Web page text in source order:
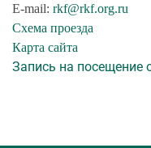
E-mail: rkf@rkf.org.ru
Схема проезда
Карта сайта
Запись на